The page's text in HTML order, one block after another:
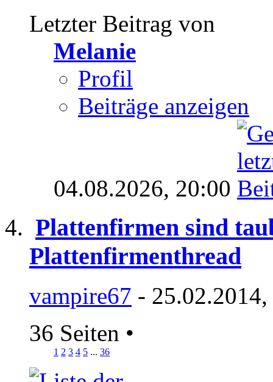
Letzter Beitrag von
Melanie
Profil
Beiträge anzeigen
04.08.2026, 20:00
Plattenfirmen sind
Plattenfirmenthread
vampire67 -
36 Seiten •
1 2 3 4 5 ... 36